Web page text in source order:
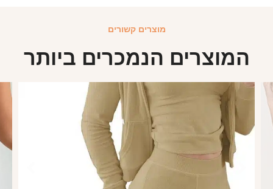
מוצרים קשורים
המוצרים הנמכרים ביותר